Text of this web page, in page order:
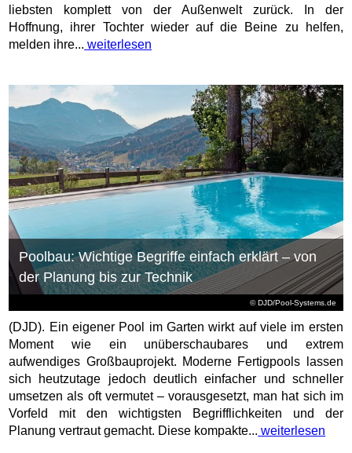
liebsten komplett von der Außenwelt zurück. In der
Hoffnung, ihrer Tochter wieder auf die Beine zu helfen,
melden ihre... weiterlesen
© DJD/Pool-Systems.de
Poolbau: Wichtige Begriffe einfach erklärt – von
der Planung bis zur Technik
(DJD). Ein eigener Pool im Garten wirkt auf viele im ersten
Moment wie ein unüberschaubares und extrem
aufwendiges Großbauprojekt. Moderne Fertigpools lassen
sich heutzutage jedoch deutlich einfacher und schneller
umsetzen als oft vermutet – vorausgesetzt, man hat sich im
Vorfeld mit den wichtigsten Begrifflichkeiten und der
Planung vertraut gemacht. Diese kompakte... weiterlesen